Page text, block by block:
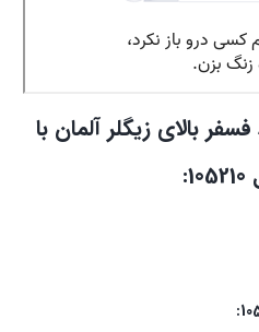
بالای زیگلر آلمان با